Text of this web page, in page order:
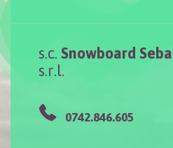
s.c.Snowboard
s.r.l.
0742.846.605